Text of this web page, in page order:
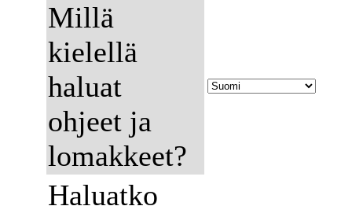
Millä
kielellä
haluat
ohjeet ja
lomakkeet?
Haluatko